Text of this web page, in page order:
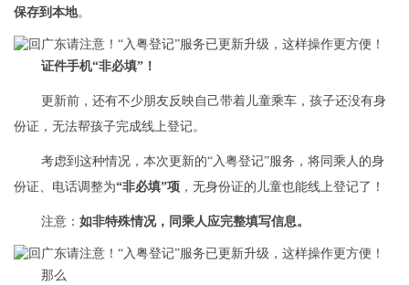
保存到本地。
证件手机“非必填”！
更新前，还有不少朋友反映自己带着儿童乘车，孩子还没有身
份证，无法帮孩子完成线上登记。
考虑到这种情况，本次更新的“入粤登记”服务，将同乘人的身
份证、电话调整为“非必填”项 ，无身份证的儿童也能线上登记了！
注意： 如非特殊情况，同乘人应完整填写信息。
那么